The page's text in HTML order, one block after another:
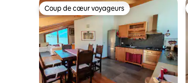
Coup de cœur voyageurs
Coup de cœur voyageurs